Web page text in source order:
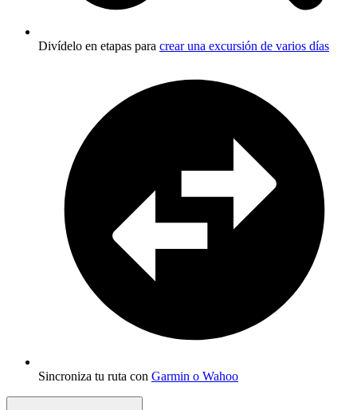
Divídelo en etapas para crear una excursión de varios días
Sincroniza tu ruta con Garmin o Wahoo